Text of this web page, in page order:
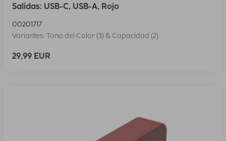
Salidas: USB-C, USB-A, Rojo
00201717
Variantes: Tono del Color (3) & Capacidad (2)
29,99 EUR